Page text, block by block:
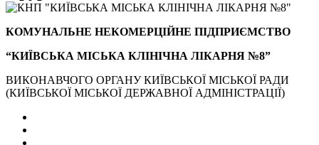
КОМУНАЛЬНЕ НЕКОМЕРЦІЙНЕ ПІДПРИЄМСТВО
“КИЇВСЬКА МІСЬКА КЛІНІЧНА ЛІКАРНЯ №8”
ВИКОНАВЧОГО ОРГАНУ КИЇВСЬКОЇ МІСЬКОЇ РАДИ
(КИЇВСЬКОЇ МІСЬКОЇ ДЕРЖАВНОЇ АДМІНІСТРАЦІЇ)